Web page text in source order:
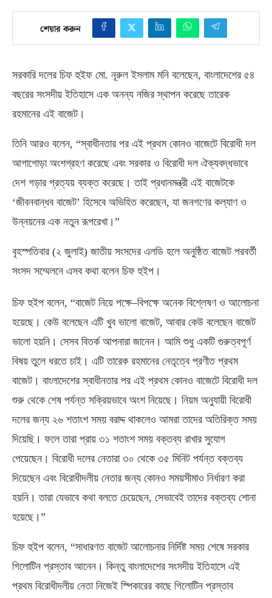
শেয়ার করুন
সরকারি দলের চিফ হুইফ মো. নূরুল ইসলাম মনি বলেছেন, বাংলাদেশের ৫৪
বছরের সংসদীয় ইতিহাসে এক অনন্য নজির স্থাপন করেছে তারেক
রহমানের এই বাজেট।
তিনি আরও বলেন, “স্বাধীনতার পর এই প্রথম কোনও বাজেটে বিরোধী দল
আগাগোড়া অংশগ্রহণ করেছে এবং সরকার ও বিরোধী দল ঐক্যবদ্ধভাবে
দেশ গড়ার প্রত্যয় ব্যক্ত করেছে। তাই প্রধানমন্ত্রী এই বাজেটকে
‘জীবনবান্ধব বাজেট’ হিসেবে অভিহিত করেছেন, যা জনগণের কল্যাণ ও
উন্নয়নের এক নতুন রূপরেখা।”
বৃহস্পতিবার (২ জুলাই) জাতীয় সংসদের এলডি হলে অনুষ্ঠিত বাজেট পরবর্তী
সংসদ সম্মেলনে এসব কথা বলেন চিফ হুইপ।
চিফ হুইপ বলেন, “বাজেট নিয়ে পক্ষে–বিপক্ষে অনেক বিশ্লেষণ ও আলোচনা
হয়েছে। কেউ বলেছেন এটি খুব ভালো বাজেট, আবার কেউ বলেছেন বাজেট
ভালো হয়নি। সেসব বিতর্ক আপনারা জানেন। আমি শুধু একটি গুরুত্বপূর্ণ
বিষয় তুলে ধরতে চাই। এটি তারেক রহমানের নেতৃত্বে প্রণীত প্রথম
বাজেট। বাংলাদেশের স্বাধীনতার পর এই প্রথম কোনও বাজেটে বিরোধী দল
শুরু থেকে শেষ পর্যন্ত সক্রিয়ভাবে অংশ নিয়েছে। নিয়ম অনুযায়ী বিরোধী
দলের জন্য ২৬ শতাংশ সময় বরাদ্দ থাকলেও আমরা তাদের অতিরিক্ত সময়
দিয়েছি। ফলে তারা প্রায় ৩১ শতাংশ সময় বক্তব্য রাখার সুযোগ
পেয়েছেন। বিরোধী দলের নেতারা ৩০ থেকে ৩৫ মিনিট পর্যন্ত বক্তব্য
দিয়েছেন এবং বিরোধীদলীয় নেতার জন্য কোনও সময়সীমাও নির্ধারণ করা
হয়নি। তারা যেভাবে কথা বলতে চেয়েছেন, সেভাবেই তাদের বক্তব্য শোনা
হয়েছে।”
চিফ হুইপ বলেন, “সাধারণত বাজেট আলোচনার নির্দিষ্ট সময় শেষে সরকার
গিলোটিন প্রস্তাব আনেন। কিন্তু বাংলাদেশের সংসদীয় ইতিহাসে এই
প্রথম বিরোধীদলীয় নেতা নিজেই স্পিকারের কাছে গিলোটিন প্রস্তাব